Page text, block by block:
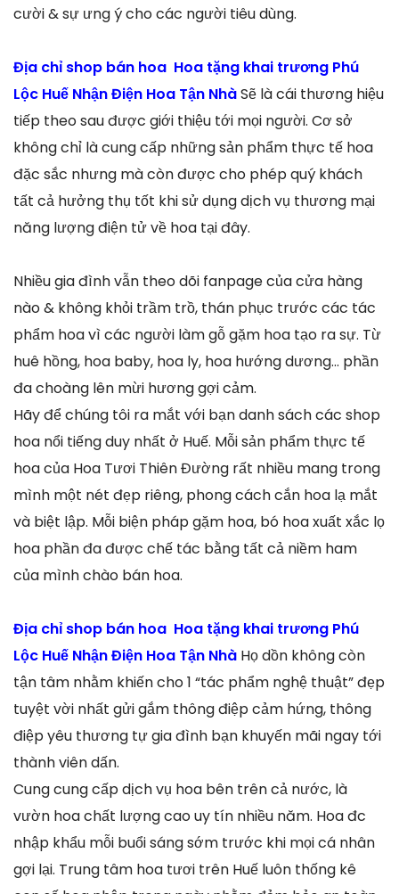
cười & sự ưng ý cho các người tiêu dùng.
Địa chỉ shop bán hoa Hoa tặng khai trương Phú
Lộc Huế Nhận Điện Hoa Tận NhàSẽ là cái thương hiệu
tiếp theo sau được giới thiệu tới mọi người. Cơ sở
không chỉ là cung cấp những sản phẩm thực tế hoa
đặc sắc nhưng mà còn được cho phép quý khách
tất cả hưởng thụ tốt khi sử dụng dịch vụ thương mại
năng lượng điện tử về hoa tại đây.
Nhiều gia đình vẫn theo dõi fanpage của cửa hàng
nào & không khỏi trầm trồ, thán phục trước các tác
phẩm hoa vì các người làm gỗ gặm hoa tạo ra sự. Từ
huê hồng, hoa baby, hoa ly, hoa hướng dương… phần
đa choàng lên mừi hương gợi cảm.
Hãy để chúng tôi ra mắt với bạn danh sách các shop
hoa nổi tiếng duy nhất ở Huế. Mỗi sản phẩm thực tế
hoa của Hoa Tươi Thiên Đường rất nhiều mang trong
mình một nét đẹp riêng, phong cách cắn hoa lạ mắt
và biệt lập. Mỗi biện pháp gặm hoa, bó hoa xuất xắc lọ
hoa phần đa được chế tác bằng tất cả niềm ham
của mình chào bán hoa.
Địa chỉ shop bán hoa Hoa tặng khai trương Phú
Lộc Huế Nhận Điện Hoa Tận Nhà Họ dồn không còn
tận tâm nhằm khiến cho 1 “tác phẩm nghệ thuật” đẹp
tuyệt vời nhất gửi gắm thông điệp cảm hứng, thông
điệp yêu thương tự gia đình bạn khuyến mãi ngay tới
thành viên dấn.
Cung cung cấp dịch vụ hoa bên trên cả nước, là
vườn hoa chất lượng cao uy tín nhiều năm. Hoa đc
nhập khẩu mỗi buổi sáng sớm trước khi mọi cá nhân
gợi lại. Trung tâm hoa tươi trên Huế luôn thống kê